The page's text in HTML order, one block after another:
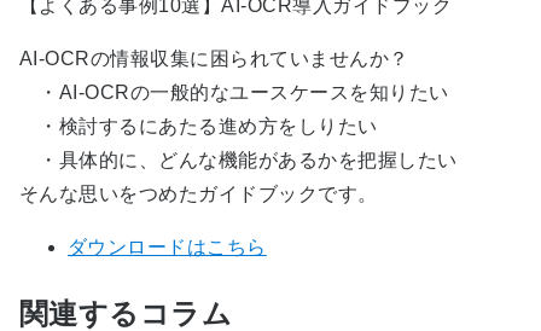
【よくある事例10選】AI-OCR導入ガイドブック
AI-OCRの情報収集に困られていませんか？
・AI-OCRの一般的なユースケースを知りたい
・検討するにあたる進め方をしりたい
・具体的に、どんな機能があるかを把握したい
そんな思いをつめたガイドブックです。
ダウンロードはこちら
関連するコラム